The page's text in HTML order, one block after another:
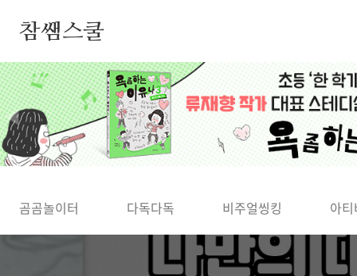
참쌤스쿨
◀
곰곰놀이터 다독다독 비주얼씽킹 아